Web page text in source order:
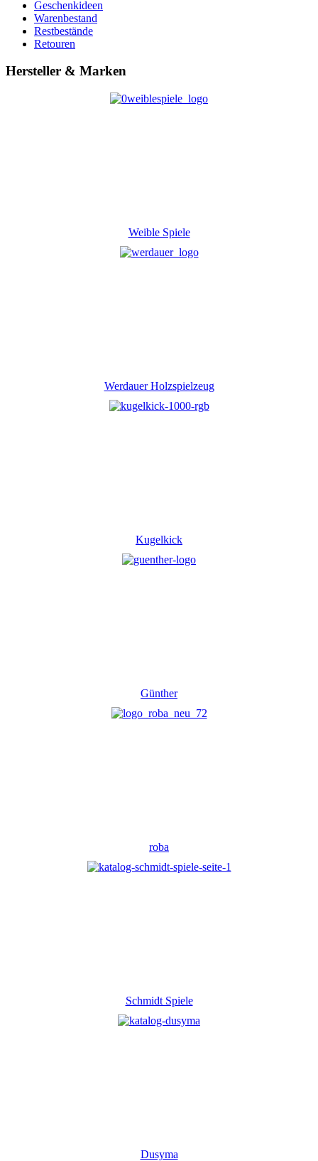
Geschenkideen
Warenbestand
Restbestände
Retouren
Hersteller & Marken
Weible Spiele
Werdauer Holzspielzeug
Kugelkick
Günther
roba
Schmidt Spiele
Dusyma